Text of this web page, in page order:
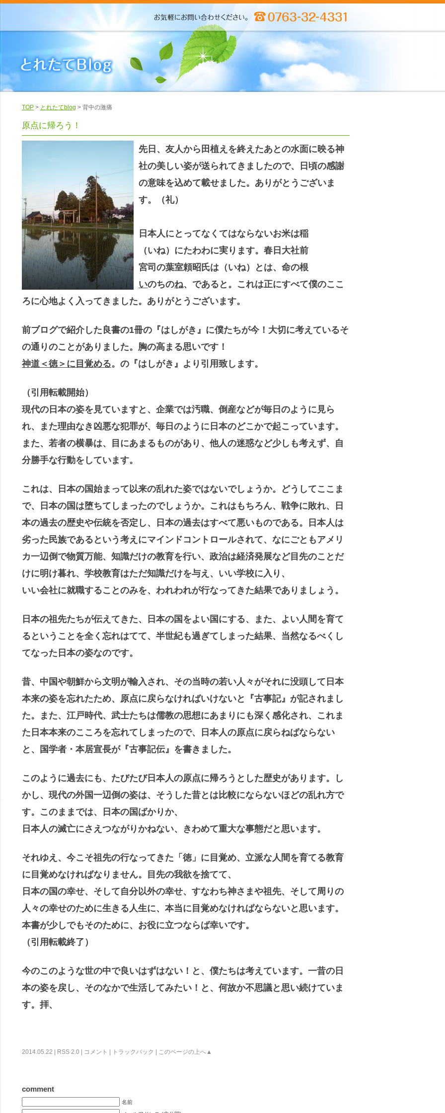
TOP > とれたてblog > 背中の激痛
原点に帰ろう！
先日、友人から田植えを終えたあとの水面に映る神
社の美しい姿が送られてきましたので、日頃の感謝
の意味を込めて載せました。ありがとうございま
す。（礼）
日本人にとってなくてはならないお米は稲
（いね）にたわわに実ります。春日大社前
宮司の葉室頼昭氏は（いね）とは、命の根
いのちのね、であると。これは正にすべて僕のここ
ろに心地よく入ってきました。ありがとうございます。
前ブログで紹介した良書の1冊の『はしがき』に僕たちが今！大切に考えているそ
の通りのことがありました。胸の高まる思いです！
神道＜徳＞に目覚める。の『はしがき』より引用致します。
（引用転載開始）
現代の日本の姿を見ていますと、企業では汚職、倒産などが毎日のように見ら
れ、また理由なき凶悪な犯罪が、毎日のように日本のどこかで起こっています。
また、若者の横暴は、目にあまるものがあり、他人の迷惑など少しも考えず、自
分勝手な行動をしています。
これは、日本の国始まって以来の乱れた姿ではないでしょうか。どうしてここま
で、日本の国は堕ちてしまったのでしょうか。これはもちろん、戦争に敗れ、日
本の過去の歴史や伝統を否定し、日本の過去はすべて悪いものである。日本人は
劣った民族であるという考えにマインドコントロールされて、なにごともアメリ
カ一辺倒で物質万能、知識だけの教育を行い、政治は経済発展など目先のことだ
けに明け暮れ、学校教育はただ知識だけを与え、いい学校に入り、
いい会社に就職することのみを、われわれが行なってきた結果でありましょう。
日本の祖先たちが伝えてきた、日本の国をよい国にする、また、よい人間を育て
るということを全く忘れはてて、半世紀も過ぎてしまった結果、当然なるべくし
てなった日本の姿なのです。
昔、中国や朝鮮から文明が輸入され、その当時の若い人々がそれに没頭して日本
本来の姿を忘れたため、原点に戻らなければいけないと『古事記』が記されまし
た。また、江戸時代、武士たちは儒教の思想にあまりにも深く感化され、これま
た日本本来のこころを忘れてしまったので、日本人の原点に戻らねばならない
と、国学者・本居宣長が『古事記伝』を書きました。
このように過去にも、たびたび日本人の原点に帰ろうとした歴史があります。し
かし、現代の外国一辺倒の姿は、そうした昔とは比較にならないほどの乱れ方で
す。このままでは、日本の国ばかりか、
日本人の滅亡にさえつながりかねない、きわめて重大な事態だと思います。
それゆえ、今こそ祖先の行なってきた「徳」に目覚め、立派な人間を育てる教育
に目覚めなければなりません。目先の我欲を捨てて、
日本の国の幸せ、そして自分以外の幸せ、すなわち神さまや祖先、そして周りの
人々の幸せのために生きる人生に、本当に目覚めなければならないと思います。
本書が少しでもそのために、お役に立つならば幸いです。
（引用転載終了）
今のこのような世の中で良いはずはない！と、僕たちは考えています。一昔の日
本の姿を戻し、そのなかで生活してみたい！と、何故か不思議と思い続けていま
す。拝、
2014.05.22 | RSS 2.0 コメント トラックバック このページの上へ▲
comment
名前